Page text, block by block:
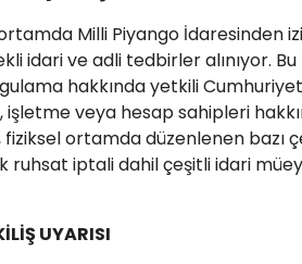
Milli Piyango İdaresinden
idari ve adli tedbirler alınıyor.
hakkında yetkili
işletme veya hesap sahipleri
fiziksel ortamda düzenlenen bazı
ruhsat iptali dahil çeşitli idari
UYARISI